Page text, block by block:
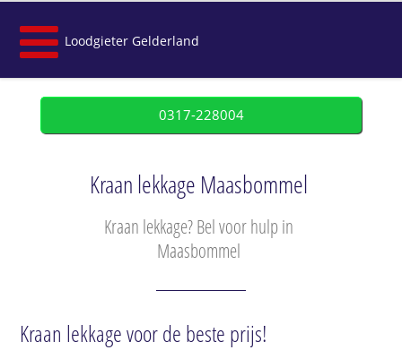
Loodgieter Gelderland
0317-228004
Kraan lekkage Maasbommel
Kraan lekkage? Bel voor hulp in
Maasbommel
Kraan lekkage voor de beste prijs!